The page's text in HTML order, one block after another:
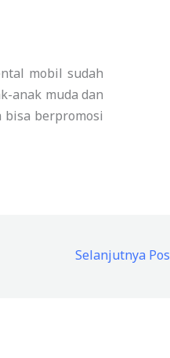
mobil sudah
anak muda dan
bisa berpromosi
Selanjutnya Pos